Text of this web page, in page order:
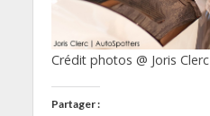
Crédit photos @ Joris Clerc
Partager :